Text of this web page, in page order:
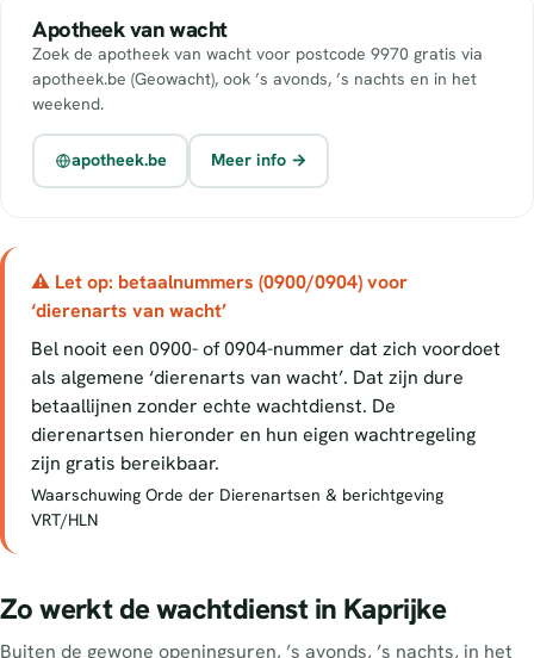
Apotheek van wacht
Zoek de apotheek van wacht voor postcode 9970 gratis via
apotheek.be (Geowacht), ook ’s avonds, ’s nachts en in het
weekend.
apotheek.be Meer info →
⚠ Let op: betaalnummers (0900/0904) voor
‘dierenarts van wacht’
Bel nooit een 0900- of 0904-nummer dat zich voordoet
als algemene ‘dierenarts van wacht’. Dat zijn dure
betaallijnen zonder echte wachtdienst. De
dierenartsen hieronder en hun eigen wachtregeling
zijn gratis bereikbaar.
Waarschuwing Orde der Dierenartsen & berichtgeving
VRT/HLN
Zo werkt de wachtdienst in Kaprijke
Buiten de gewone openingsuren, ’s avonds, ’s nachts, in het